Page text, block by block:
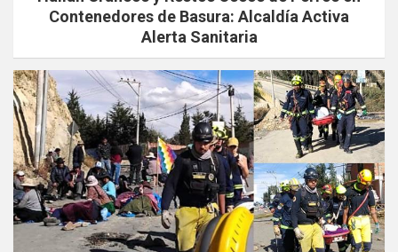
Contenedores de Basura: Alcaldía Activa
Alerta Sanitaria